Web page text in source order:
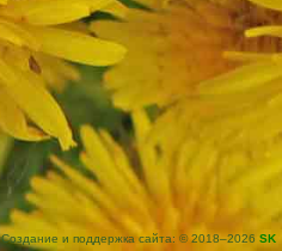
Создание и поддержка сайта: © 2018–2026 SK